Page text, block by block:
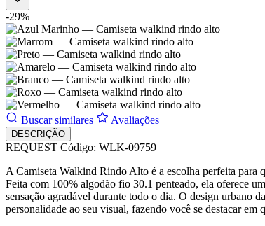
-29%
Buscar similares Avaliações
DESCRIÇÃO
REQUEST Código: WLK-09759
A Camiseta Walkind Rindo Alto é a escolha perfeita para
Feita com 100% algodão fio 30.1 penteado, ela oferece
sensação agradável durante todo o dia. O design urbano
personalidade ao seu visual, fazendo você se destacar em